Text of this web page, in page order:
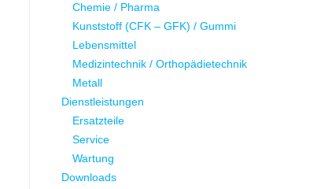
Chemie / Pharma
Kunststoff (CFK – GFK) / Gummi
Lebensmittel
Medizintechnik / Orthopädietechnik
Metall
Dienstleistungen
Ersatzteile
Service
Wartung
Downloads